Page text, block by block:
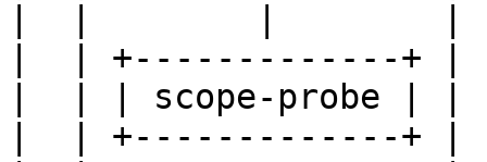
|  | +-------------+ |
|  | | scope-probe |
|  | +-------------+ |